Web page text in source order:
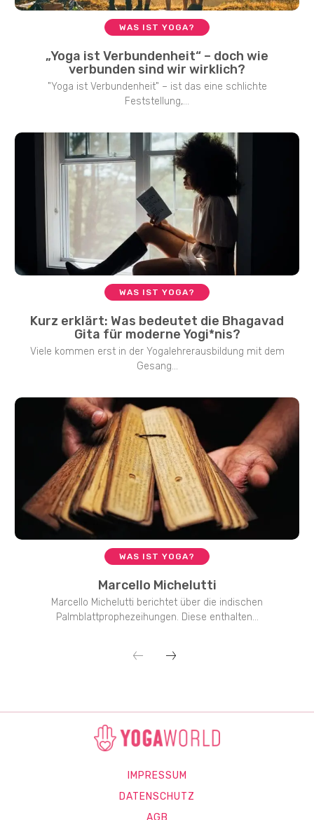
WAS IST YOGA?
„Yoga ist Verbundenheit“ – doch wie
verbunden sind wir wirklich?
"Yoga ist Verbundenheit" – ist das eine schlichte
Feststellung,...
WAS IST YOGA?
Kurz erklärt: Was bedeutet die Bhagavad
Gita für moderne Yogi*nis?
Viele kommen erst in der Yogalehrerausbildung mit dem
Gesang...
WAS IST YOGA?
Marcello Michelutti
Marcello Michelutti berichtet über die indischen
Palmblattprophezeihungen. Diese enthalten...
IMPRESSUM
DATENSCHUTZ